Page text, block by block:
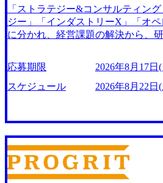
リー動画」 (https://youtu.be/
情報では伝えきれない、当社の⼈
A 事例など最新情報を伝えるＭＡ
サルタントのトップ！成果を出し
ジョンは！ https://colors.nihon-
nterview ⽇本M&A センターで働い
性コンサルタント座談会〜 https://
ple-zadankai ワーパパインタビュ
育児の両⽴のカギとは。 https://
e-furuichi M&A成約支援実績は、
件、累計8,000件超え、仲介実績は
リーディングカンパニーである 広
ち、ASEANやヨーロッパなどの海
「ストラテジー&コンサルティン
ジー」「インダストリーX」「オ
に分かれ、経営課題の解決から、
からその実行的側面であるITサー
援する総合系・IT系ファームであ
非常に良質な顧客基盤を築いており
80%以上の企業をクライアントと
プロジェクトは「ファーストリテ
ル化」「資生堂グループのDX化支
エストウッドの製品開発」など多
ング活動のみならず、2021年には
analytics」を設立し、人工知能とデ
で新たなイノベーションを創出す
応募期限
2026年8月17日
スケジュール
2026年8月22日